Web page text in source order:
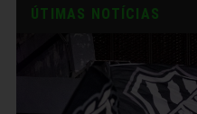
ÚTIMAS NOTÍCIAS